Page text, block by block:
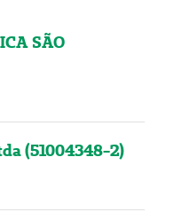
SÃO
(51004348-2)